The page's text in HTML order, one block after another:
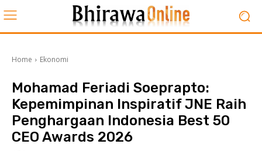
Home Ekonomi
Mohamad Feriadi Soeprapto:
Kepemimpinan Inspiratif JNE Raih
Penghargaan Indonesia Best 50
CEO Awards 2026